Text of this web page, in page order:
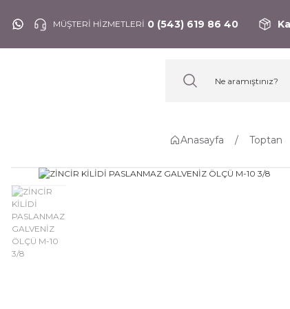
MÜŞTERİ HİZMETLERİ 0 (543) 619 86 40
Anasayfa Toptan